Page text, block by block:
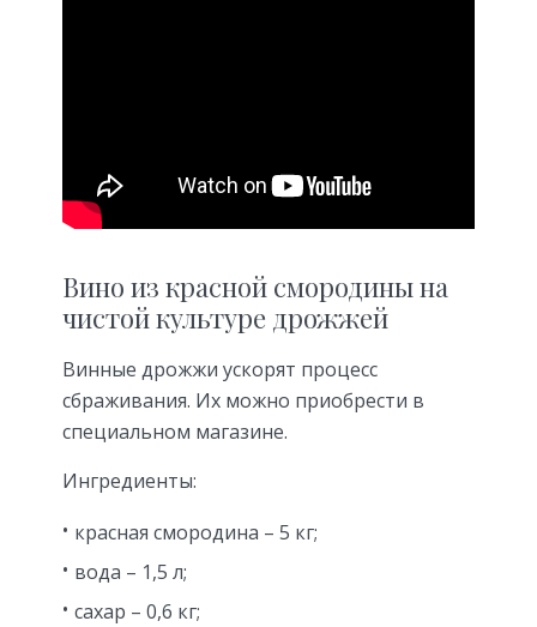
Вино из красной смородины на
чистой культуре дрожжей
Винные дрожжи ускорят процесс
сбраживания. Их можно приобрести в
специальном магазине.
Ингредиенты:
красная смородина – 5 кг;
вода – 1,5 л;
сахар – 0,6 кг;